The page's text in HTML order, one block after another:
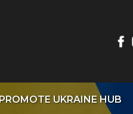
PROMOTE UKRAINE HUB